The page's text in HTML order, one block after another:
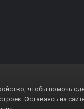
чтобы помочь
Оставаясь на